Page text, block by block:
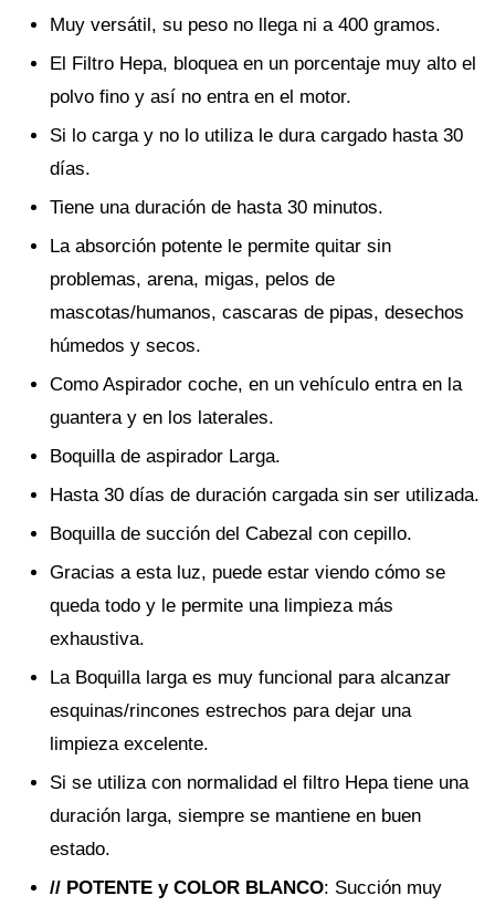
Muy versátil, su peso no llega ni a 400 gramos.
El Filtro Hepa, bloquea en un porcentaje muy alto el
polvo fino y así no entra en el motor.
Si lo carga y no lo utiliza le dura cargado hasta 30
días.
Tiene una duración de hasta 30 minutos.
La absorción potente le permite quitar sin
problemas, arena, migas, pelos de
mascotas/humanos, cascaras de pipas, desechos
húmedos y secos.
Como Aspirador coche, en un vehículo entra en la
guantera y en los laterales.
Boquilla de aspirador Larga.
Hasta 30 días de duración cargada sin ser utilizada.
Boquilla de succión del Cabezal con cepillo.
Gracias a esta luz, puede estar viendo cómo se
queda todo y le permite una limpieza más
exhaustiva.
La Boquilla larga es muy funcional para alcanzar
esquinas/rincones estrechos para dejar una
limpieza excelente.
Si se utiliza con normalidad el filtro Hepa tiene una
duración larga, siempre se mantiene en buen
estado.
// POTENTE y COLOR BLANCO: Succión muy